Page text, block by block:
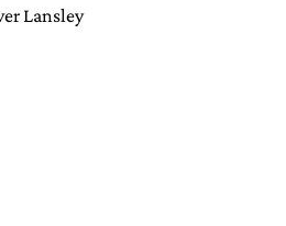
Lansley